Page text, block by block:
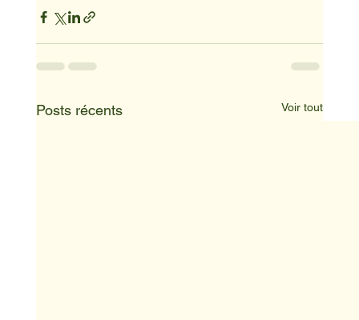
Posts récents Voir tout